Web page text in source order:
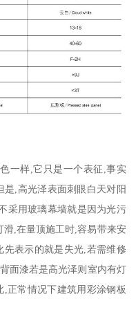
一样,它只是一个表征,事实
是,高光泽表面刺眼白天对阳
采用玻璃幕墙就是因为光污
,在量顶施工时,容易带来安
表示的就是失光,若需维修
面漆若是高光泽则室内有灯
正常情况下建筑用彩涂钢板